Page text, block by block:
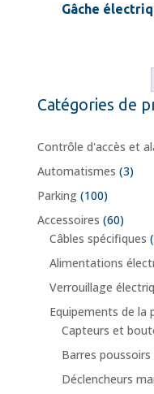
Gâche
Catégories de
Contrôle d'accès et
Automatismes (3)
Parking (100)
Accessoires (60)
Câbles spécifiques
Alimentations
Verrouillage
Equipements de la
Capteurs et
Barres poussoirs
Déclencheurs